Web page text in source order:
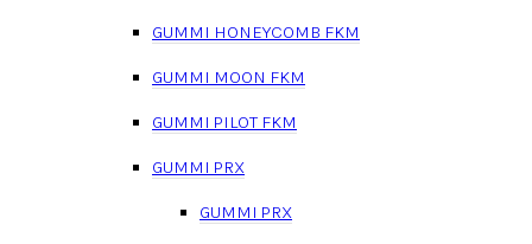
GUMMI HONEYCOMB FKM
GUMMI MOON FKM
GUMMI PILOT FKM
GUMMI PRX
GUMMI PRX